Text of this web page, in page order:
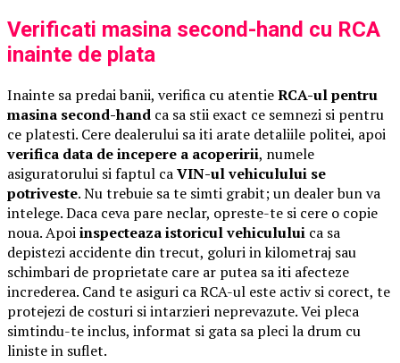
Verificati masina second-hand cu RCA
inainte de plata
Inainte sa predai banii, verifica cu atentieRCA-ul pentru
masina second-hand ca sa stii exact ce semnezi si pentru
ce platesti. Cere dealerului sa iti arate detaliile politei, apoi
verifica data de incepere a acoperirii, numele
asiguratorului si faptul caVIN-ul vehiculului se
potriveste. Nu trebuie sa te simti grabit; un dealer bun va
intelege. Daca ceva pare neclar, opreste-te si cere o copie
noua. Apoiinspecteaza istoricul vehiculului ca sa
depistezi accidente din trecut, goluri in kilometraj sau
schimbari de proprietate care ar putea sa iti afecteze
increderea. Cand te asiguri ca RCA-ul este activ si corect, te
protejezi de costuri si intarzieri neprevazute. Vei pleca
simtindu-te inclus, informat si gata sa pleci la drum cu
liniste in suflet.